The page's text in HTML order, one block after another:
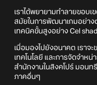
เราได้พยายามทำลายขอบเ
สมัยในการพัฒนาเกมอย่าง
เทคนิคขั้นสูงอย่าง Cel
เมื่อมองไปยังอนาคต เราจ
เทคโนโลยี และการจัดจำห
สำนักงานในสิงคโปร์ มอนท
ภาคอื่นๆ